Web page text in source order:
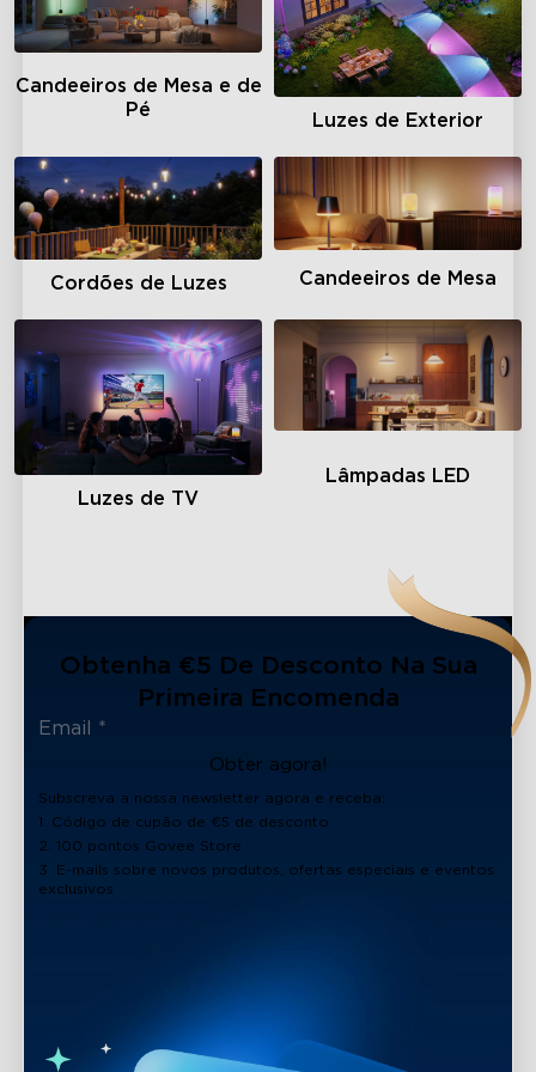
Candeeiros de Mesa e de
Pé
Luzes de Exterior
Cordões de Luzes Candeeiros de Mesa
Luzes de TV
Lâmpadas LED
Obtenha €5 De Desconto Na Sua
Primeira Encomenda
Obter agora!
Subscreva a nossa newsletter agora e receba:
1. Código de cupão de €5 de desconto
2. 100 pontos Govee Store
3. E-mails sobre novos produtos, ofertas especiais e eventos
exclusivos